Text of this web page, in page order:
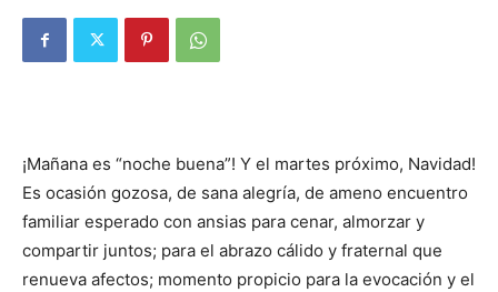
¡Mañana es “noche buena”! Y el martes próximo, Navidad!
Es oca­sión gozosa, de sana alegría, de ameno encuentro
familiar esperado con ansias para cenar, almorzar y
compartir juntos; para el abrazo cálido y fraternal que
renueva afectos; momento propicio para la evocación y el